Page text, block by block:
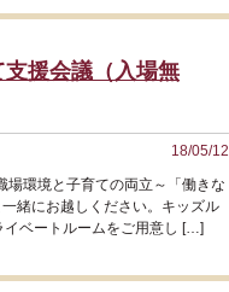
援会議（入場無
18/05/12
場環境と子育ての両立～「働きな
緒にお越しください。キッズル
イベートルームをご用意し […]